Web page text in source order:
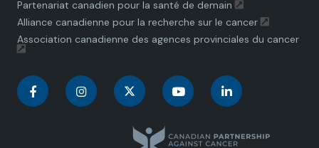
Partenariat canadien pour la santé de demain
Alliance canadienne pour la recherche sur le cancer
Association canadienne des agences provinciales du cancer
C C C C